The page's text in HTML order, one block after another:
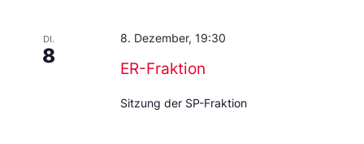
DI.
8
ER-Fraktion
8. Dezember, 19:30
Sitzung der SP-Fraktion